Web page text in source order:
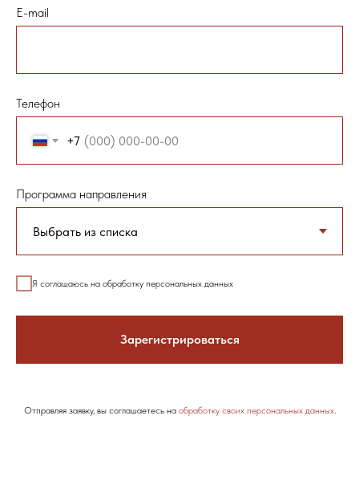
E-mail
Телефон
+7
Программа направления
Я соглашаюсь на обработку персональных данных
Зарегистрироваться
Отправляя заявку, вы соглашаетесь на обработку своих персональных данных.